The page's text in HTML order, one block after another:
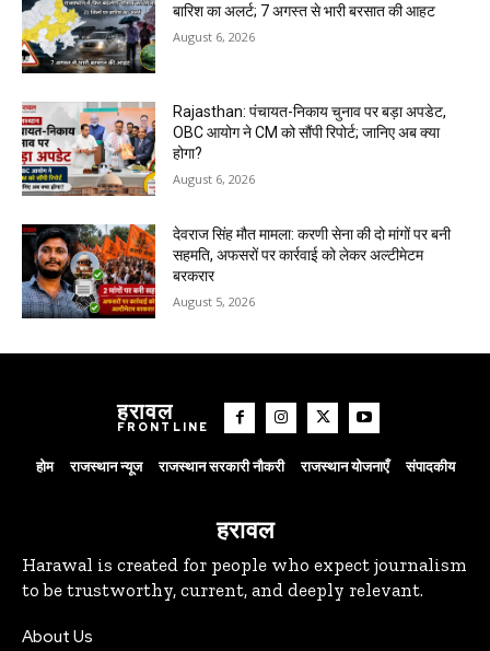
बारिश का अलर्ट; 7 अगस्त से भारी बरसात की आहट
August 6, 2026
Rajasthan: पंचायत-निकाय चुनाव पर बड़ा अपडेट,
OBC आयोग ने CM को सौंपी रिपोर्ट; जानिए अब क्या
होगा?
August 6, 2026
देवराज सिंह मौत मामला: करणी सेना की दो मांगों पर बनी
सहमति, अफसरों पर कार्रवाई को लेकर अल्टीमेटम
बरकरार
August 5, 2026
हरावल
FRONTLINE
होम राजस्थान न्यूज राजस्थान सरकारी नौकरी राजस्थान योजनाएँ संपादकीय
हरावल
Harawal is created for people who expect journalism
to be trustworthy, current, and deeply relevant.
About Us